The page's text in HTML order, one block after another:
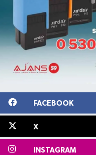
FACEBOOK
X
INSTAGRAM